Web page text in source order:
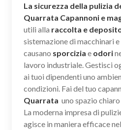
La sicurezza della pulizia
Quarrata Capannoni e
utili alla raccolta e
sistemazione di macchinari
causano sporcizia e odori
lavoro industriale. Gestisci
ai tuoi dipendenti uno
condizioni. Fai del tuo
Quarrata uno spazio
La moderna impresa di
agisce in maniera efficace